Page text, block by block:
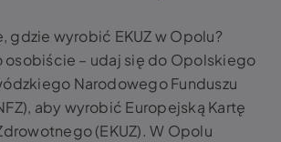
gdzie wyrobić EKUZ w Opolu?
osobiście – udaj się do Opolskiego
Narodowego Funduszu
aby wyrobić Europejską Kartę
(EKUZ). W Opolu